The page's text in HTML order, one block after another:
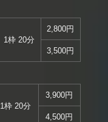
1枠 20分
2,800円
3,500円
1枠 20分
3,900円
4,500円